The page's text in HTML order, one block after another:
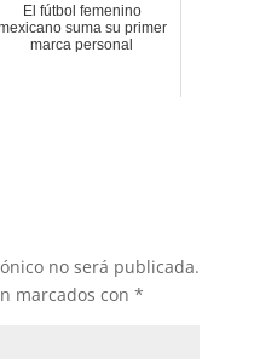
El fútbol femenino
suma su primer
marca personal
no será publicada.
marcados con *